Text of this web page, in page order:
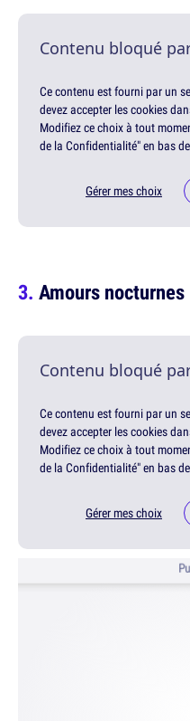
Contenu bloqué
Ce contenu est fourni par un
devez accepter les cookies
Modifiez ce choix à tout
de la Confidentialité" en bas
Gérer mes choix
Amours nocturnes
Contenu bloqué
Ce contenu est fourni par un
devez accepter les cookies
Modifiez ce choix à tout
de la Confidentialité" en bas
Gérer mes choix